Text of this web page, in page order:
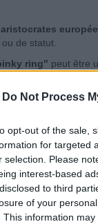
Do Not Process
opt-out of the sale,
for targeted
selection. Please
interest-based
to third
of your
This information
aristocrates
de statut.
ring" peut être